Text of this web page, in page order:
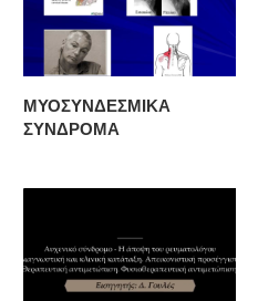
ΜΥΟΣΥΝΔΕΣΜΙΚΑ
ΣΥΝΔΡΟΜΑ